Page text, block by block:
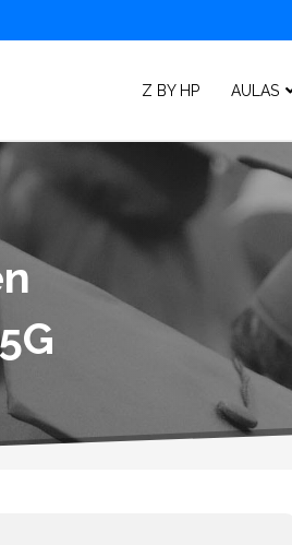
Z BY HP AULAS